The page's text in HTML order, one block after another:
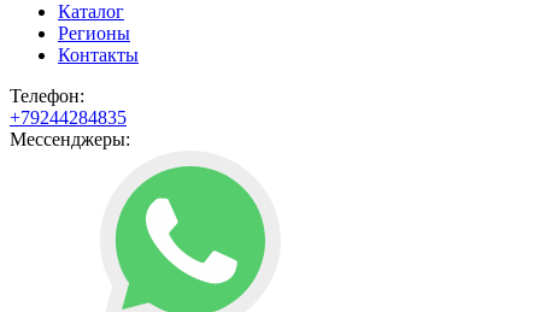
Каталог
Регионы
Контакты
Телефон:
+79244284835
Мессенджеры: